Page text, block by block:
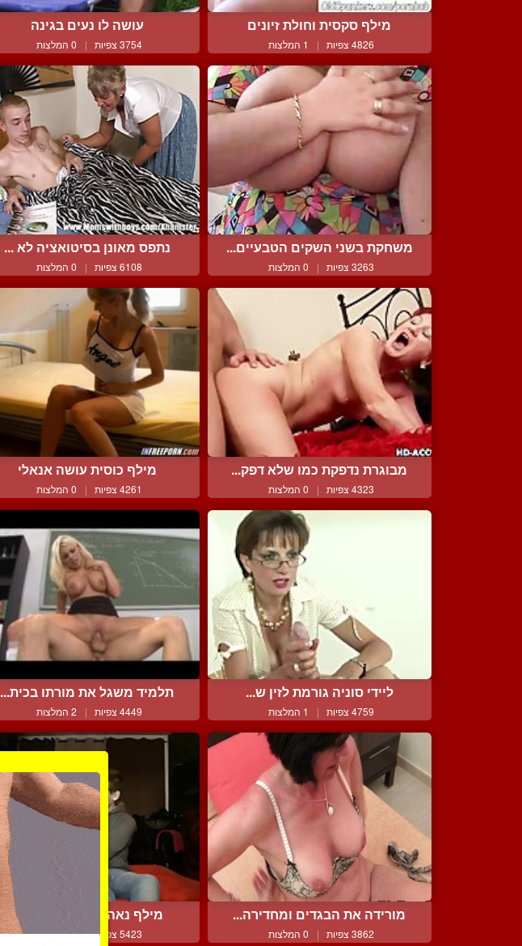
מילף סקסית וחולת זיונים
4826 צפיות | 1 המלצות
עושה לו נעים בגינה
3754 צפיות | 0 המלצות
משחקת בשני השקים הטבעיים...
3263 צפיות | 0 המלצות
נתפס מאונן בסיטואציה לא ...
6108 צפיות | 0 המלצות
מבוגרת נדפקת כמו שלא דפק...
4323 צפיות | 0 המלצות
מילף כוסית עושה אנאלי
4261 צפיות | 0 המלצות
ליידי סוניה גורמת לזין ש...
4759 צפיות | 1 המלצות
תלמיד משגל את מורתו בכית...
4449 צפיות | 2 המלצות
מורידה את הבגדים ומחדירה...
3862 צפיות | 0 המלצות
מילף נאה ונער בזיווג איר...
5423 צפיות | 2 המלצות